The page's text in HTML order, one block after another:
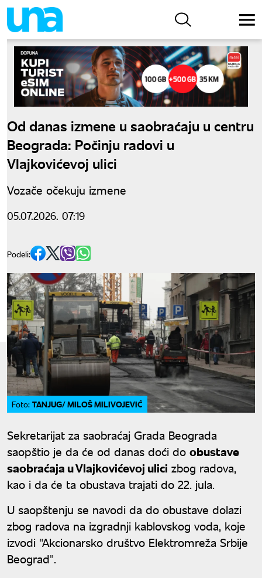
Od danas izmene u saobraćaju u centru
Beograda: Počinju radovi u
Vlajkovićevoj ulici
Vozače očekuju izmene
05.07.2026. 07:19
Podeli:
Foto: TANJUG/ MILOŠ MILIVOJEVIĆ
Sekretarijat za saobraćaj Grada Beograda
saopštio je da će od danas doći do obustave
saobraćaja u Vlajkovićevoj ulici zbog radova,
kao i da će ta obustava trajati do 22. jula.
U saopštenju se navodi da do obustave dolazi
zbog radova na izgradnji kablovskog voda, koje
izvodi "Akcionarsko društvo Elektromreža Srbije
Beograd".